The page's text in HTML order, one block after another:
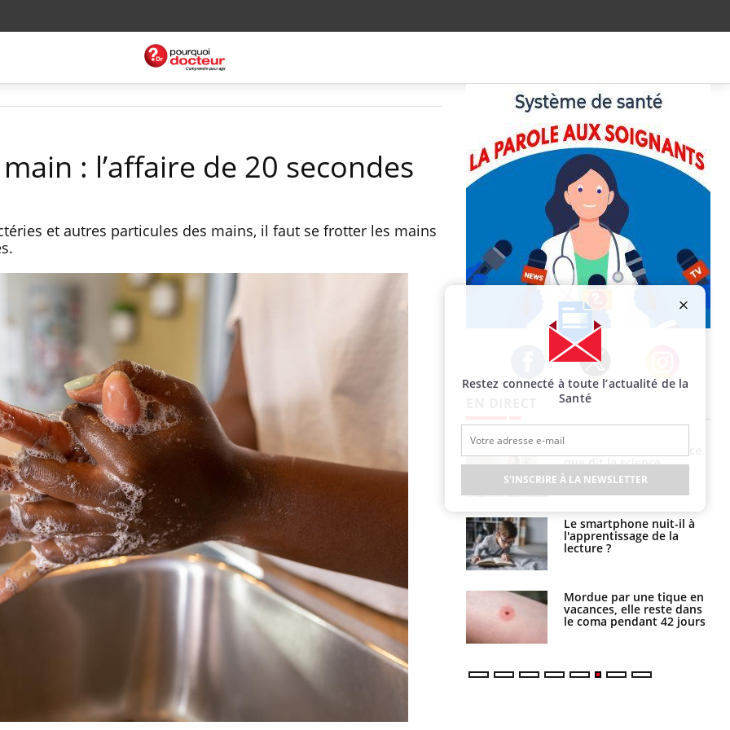
: l’affaire de 20 secondes
et autres particules des mains, il faut se frotter les mains
Facebook Twitter Instagram
La sieste empêche-t-elle
de dormir la nuit ?
VIH : la fin du comprimé
tous les jours se profile-t-
elle enfin ?
pourquoi le risque de
noyade grimpe-t-il ?
Pourquoi manger moins
de protéines pourrait
finalement être bénéfique
que dit la science
Le smartphone nuit-il à
l'apprentissage de la
lecture ?
Mordue par une tique en
vacances, elle reste dans
le coma pendant 42 jours
Restez connecté à toute l’actualité de la
Santé
S'INSCRIRE À LA NEWSLETTER